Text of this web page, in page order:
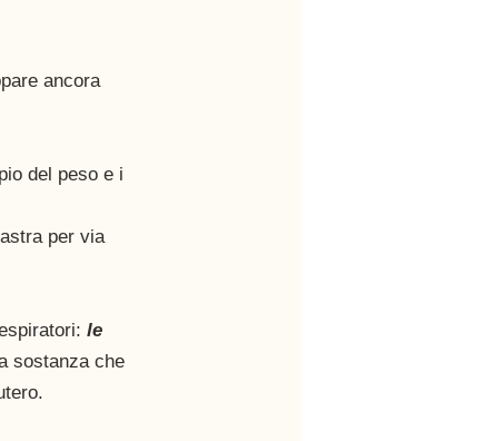
ancora
del peso e i
per via
le
sostanza che